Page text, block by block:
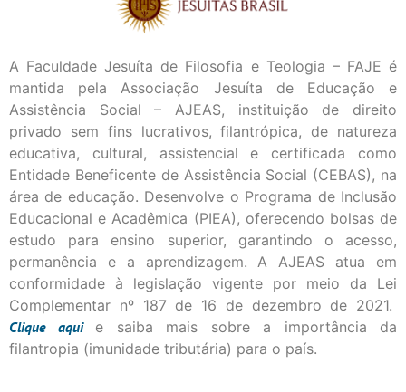
A Faculdade Jesuíta de Filosofia e Teologia – FAJE é
mantida pela Associação Jesuíta de Educação e
Assistência Social – AJEAS, instituição de direito
privado sem fins lucrativos, filantrópica, de natureza
educativa, cultural, assistencial e certificada como
Entidade Beneficente de Assistência Social (CEBAS), na
área de educação. Desenvolve o Programa de Inclusão
Educacional e Acadêmica (PIEA), oferecendo bolsas de
estudo para ensino superior, garantindo o acesso,
permanência e a aprendizagem. A AJEAS atua em
conformidade à legislação vigente por meio da Lei
Complementar nº 187 de 16 de dezembro de 2021.
Cliqueaqui
e saiba mais sobre a importância da
filantropia (imunidade tributária) para o país.